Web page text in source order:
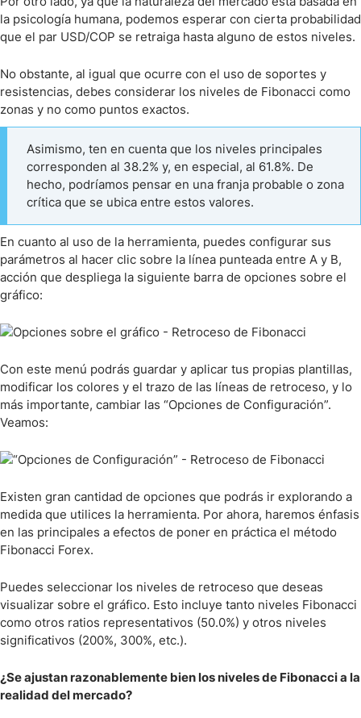
la psicología humana, podemos esperar con cierta probabilidad
que el par USD/COP se retraiga hasta alguno de estos niveles.
No obstante, al igual que ocurre con el uso de soportes y
resistencias, debes considerar los niveles de Fibonacci como
zonas y no como puntos exactos.
Asimismo, ten en cuenta que los niveles principales
corresponden al 38.2% y, en especial, al 61.8%. De
hecho, podríamos pensar en una franja probable o zona
crítica que se ubica entre estos valores.
En cuanto al uso de la herramienta, puedes configurar sus
parámetros al hacer clic sobre la línea punteada entre A y B,
acción que despliega la siguiente barra de opciones sobre el
gráfico:
Con este menú podrás guardar y aplicar tus propias plantillas,
modificar los colores y el trazo de las líneas de retroceso, y lo
más importante, cambiar las “Opciones de Configuración”.
Veamos:
Existen gran cantidad de opciones que podrás ir explorando a
medida que utilices la herramienta. Por ahora, haremos énfasis
en las principales a efectos de poner en práctica el método
Fibonacci Forex.
Puedes seleccionar los niveles de retroceso que deseas
visualizar sobre el gráfico. Esto incluye tanto niveles Fibonacci
como otros ratios representativos (50.0%) y otros niveles
significativos (200%, 300%, etc.).
¿Se ajustan razonablemente bien los niveles de Fibonacci a la
realidad del mercado?